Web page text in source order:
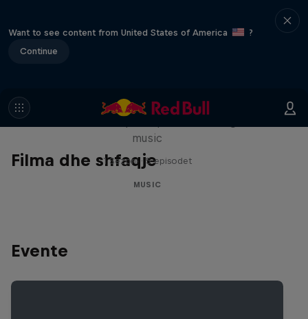
Want to see content from United States of America
?
Continue
Filma dhe shfaqje
Diggin' in the Carts
music
1 Sezoni · 5 episodet
MUSIC
Evente